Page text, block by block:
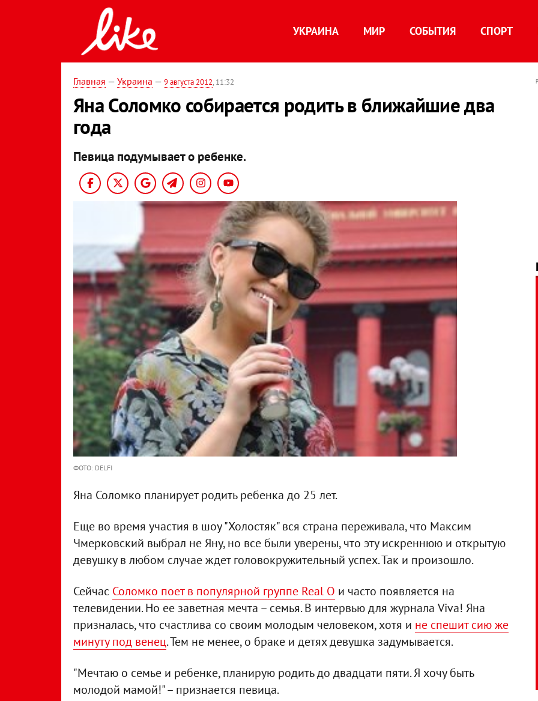
УКРАИНА МИР СОБЫТИЯ СПОРТ
Главная — Украина — 9 августа 2012, 11:32
Яна Соломко собирается родить в ближайшие два
года
Певица подумывает о ребенке.
ФОТО: DELFI
Яна Соломко планирует родить ребенка до 25 лет.
Еще во время участия в шоу "Холостяк" вся страна переживала, что Максим
Чмерковский выбрал не Яну, но все были уверены, что эту искреннюю и открытую
девушку в любом случае ждет головокружительный успех. Так и произошло.
Сейчас Соломко поет в популярной группе Real O и часто появляется на
телевидении. Но ее заветная мечта – семья. В интервью для журнала Viva! Яна
призналась, что счастлива со своим молодым человеком, хотя и не спешит сию же
минуту под венец. Тем не менее, о браке и детях девушка задумывается.
"Мечтаю о семье и ребенке, планирую родить до двадцати пяти. Я хочу быть
молодой мамой!" – признается певица.